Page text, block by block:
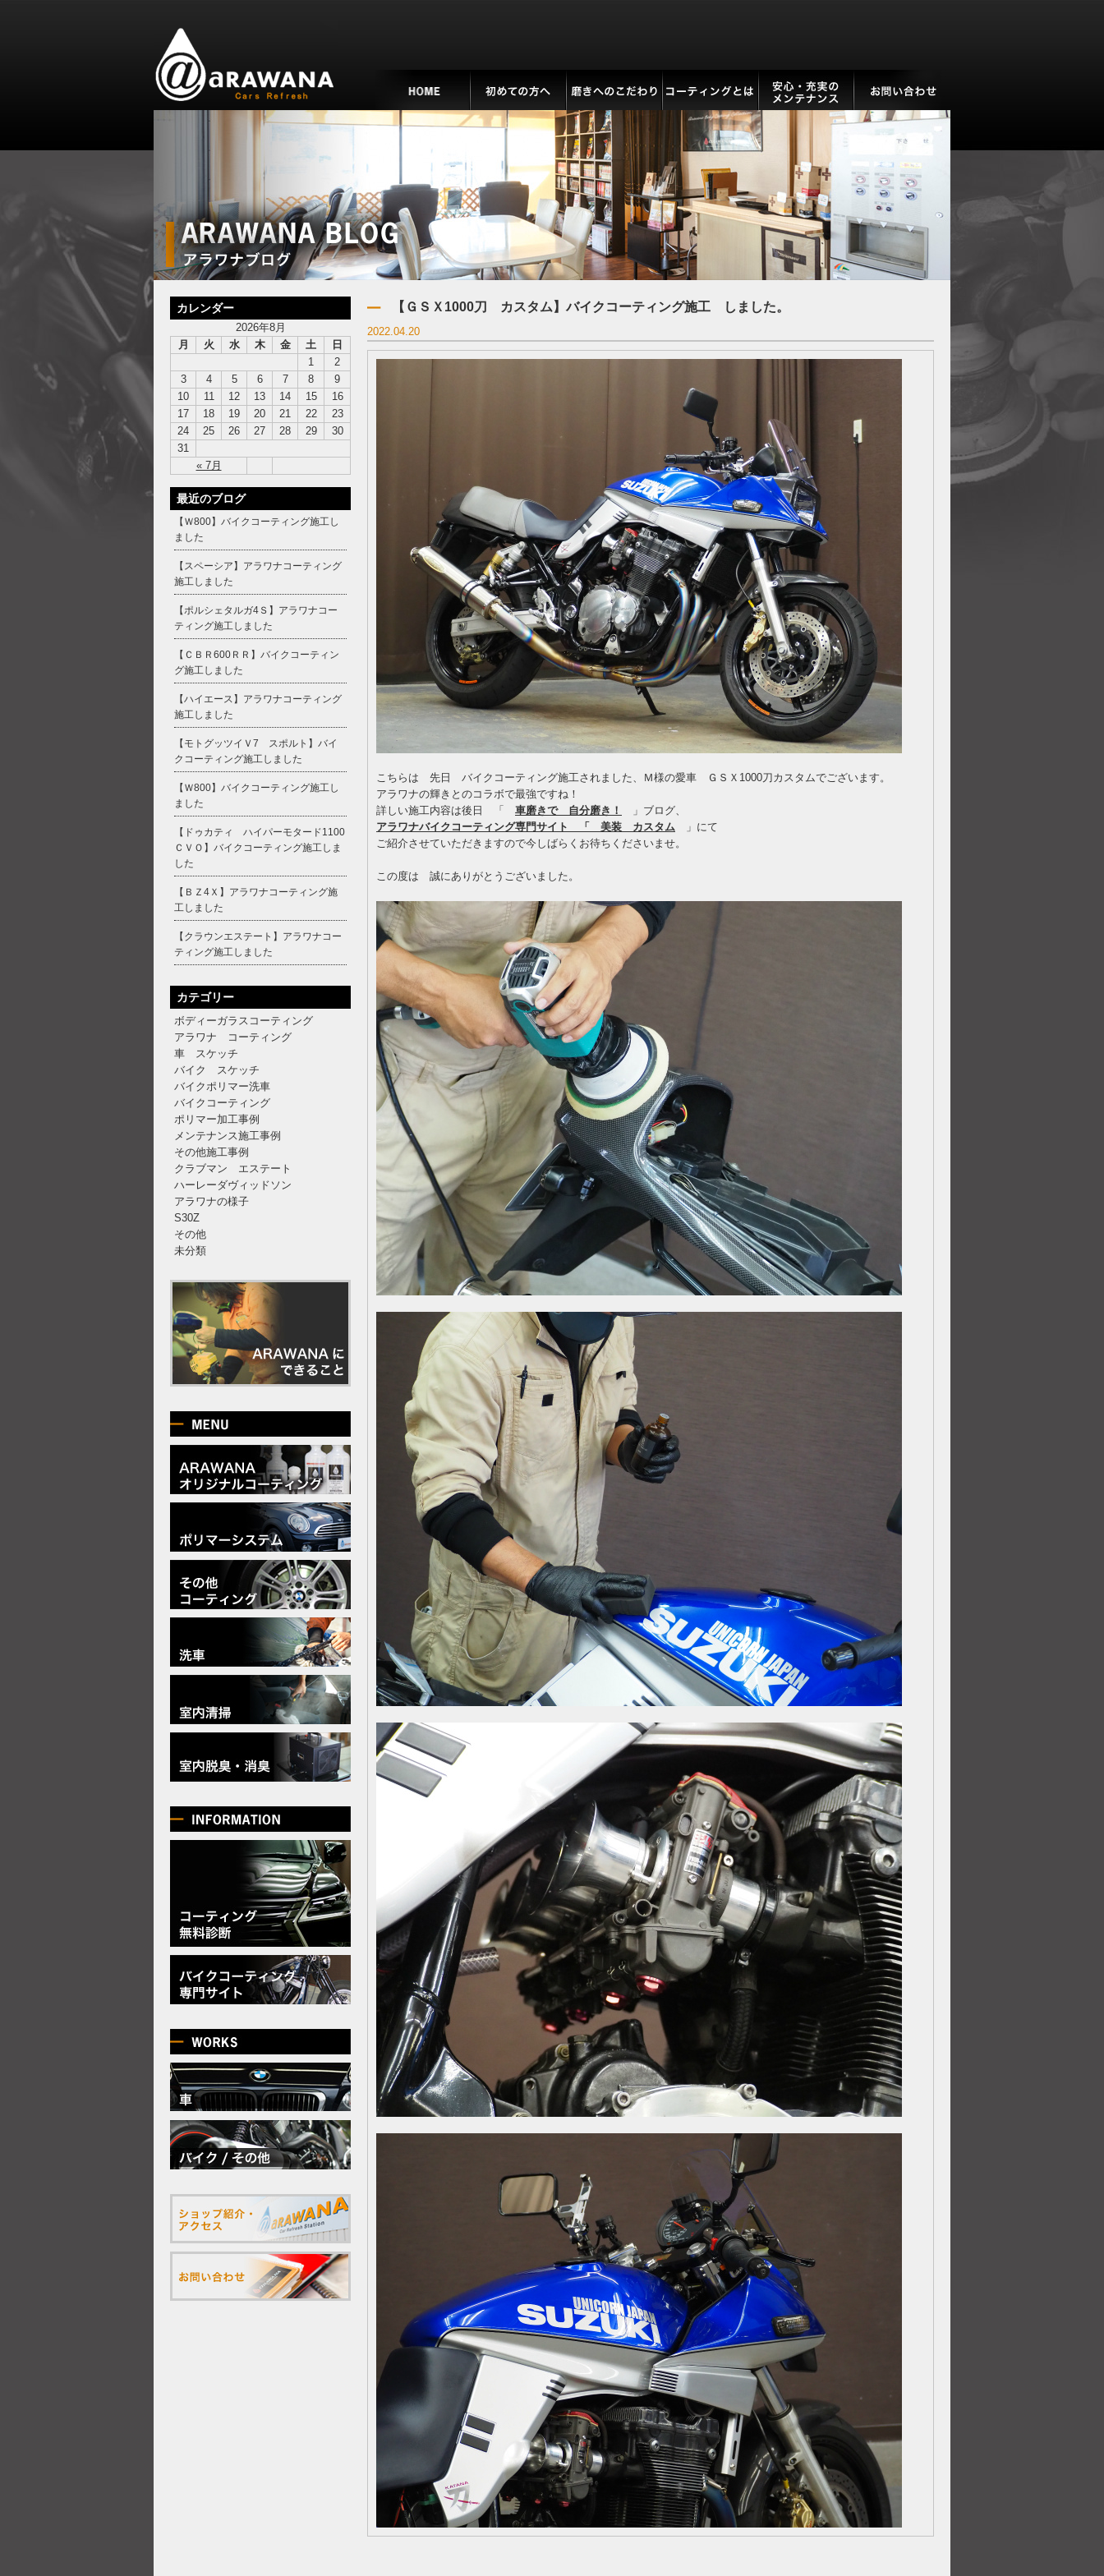
【ＧＳＸ1000刀 カスタム】バイクコーティング施工 しました。
2022.04.20
こちらは 先日 バイクコーティング施工されました、Ｍ様の愛車 ＧＳＸ1000刀カスタムでございます。
アラワナの輝きとのコラボで最強ですね！
詳しい施工内容は後日 「 車磨きで 自分磨き！
」ブログ、
アラワナバイクコーティング専門サイト 「 美装 カスタム 」にて
ご紹介させていただきますので今しばらくお待ちくださいませ。
この度は 誠にありがとうございました。
カレンダー
2026年8月
月
火 水 木 金 土 日
« 7月
1
2
3
4 5 6 7 8
9
10
11 12 13 14 15
16
17
18 19 20 21 22
23
24
25 26 27 28 29
30
31
最近のブログ
【Ｗ800】バイクコーティング施工し
ました
【スペーシア】アラワナコーティング
施工しました
【ポルシェタルガ4Ｓ】アラワナコー
ティング施工しました
【ＣＢＲ600ＲＲ】バイクコーティン
グ施工しました
【ハイエース】アラワナコーティング
施工しました
【モトグッツイＶ7 スポルト】バイ
クコーティング施工しました
【Ｗ800】バイクコーティング施工し
ました
【ドゥカティ ハイパーモタード1100
ＣＶＯ】バイクコーティング施工しま
した
【ＢＺ4Ｘ】アラワナコーティング施
工しました
【クラウンエステート】アラワナコー
ティング施工しました
カテゴリー
ボディーガラスコーティング
アラワナ コーティング
車 スケッチ
バイク スケッチ
バイクポリマー洗車
バイクコーティング
ポリマー加工事例
メンテナンス施工事例
その他施工事例
クラブマン エステート
ハーレーダヴィッドソン
アラワナの様子
S30Z
その他
未分類